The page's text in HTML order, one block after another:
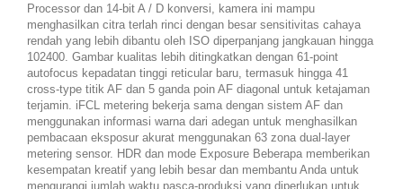
Processor dan 14-bit A / D konversi, kamera ini mampu
menghasilkan citra terlah rinci dengan besar sensitivitas cahaya
rendah yang lebih dibantu oleh ISO diperpanjang jangkauan hingga
102400. Gambar kualitas lebih ditingkatkan dengan 61-point
autofocus kepadatan tinggi reticular baru, termasuk hingga 41
cross-type titik AF dan 5 ganda poin AF diagonal untuk ketajaman
terjamin. iFCL metering bekerja sama dengan sistem AF dan
menggunakan informasi warna dari adegan untuk menghasilkan
pembacaan eksposur akurat menggunakan 63 zona dual-layer
metering sensor. HDR dan mode Exposure Beberapa memberikan
kesempatan kreatif yang lebih besar dan membantu Anda untuk
mengurangi jumlah waktu pasca-produksi yang diperlukan untuk